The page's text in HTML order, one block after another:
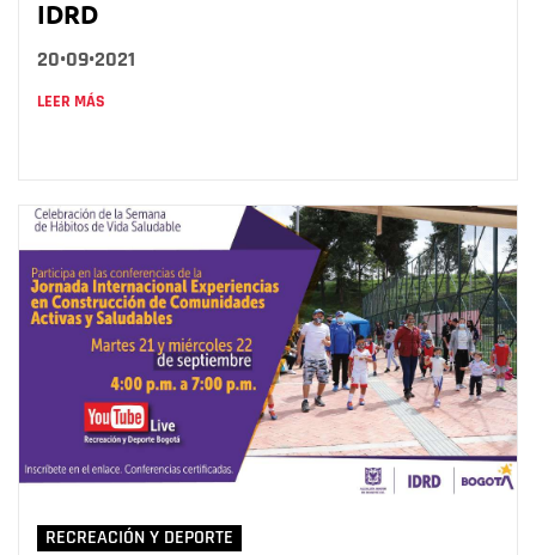
IDRD
20•09•2021
LEER MÁS
RECREACIÓN Y DEPORTE